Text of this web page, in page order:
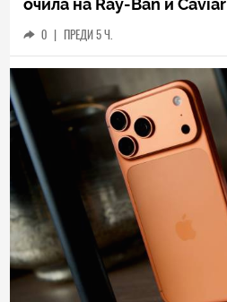
очила на Ray-Ban и Caviar
0 | ПРЕДИ 5 Ч.